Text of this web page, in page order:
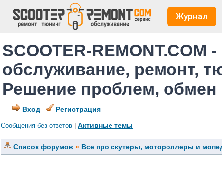
Журнал
SCOOTER-REMONT.COM
обслуживание, ремонт,
Решение проблем,
Вход Регистрация
Сообщения без ответов Активные темы
Список форумов » Все про скутеры, мотороллеры и